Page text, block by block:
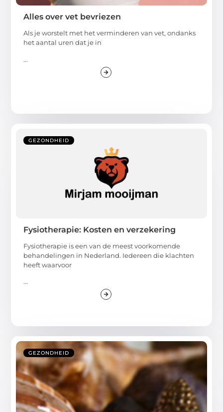
Alles over vet bevriezen
Als je worstelt met het verminderen van vet, ondanks
het aantal uren dat je in
...
GEZONDHEID
Fysiotherapie: Kosten en verzekering
Fysiotherapie is een van de meest voorkomende
behandelingen in Nederland. Iedereen die klachten
heeft waarvoor
...
GEZONDHEID